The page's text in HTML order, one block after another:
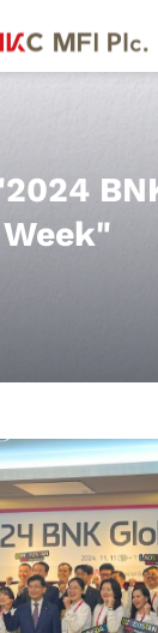
Week"